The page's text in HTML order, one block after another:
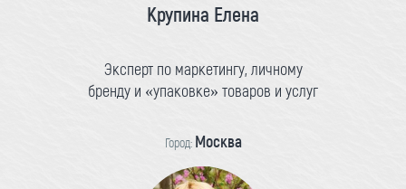
Крупина Елена
Эксперт по маркетингу, личному
бренду и «упаковке» товаров и услуг
Город: Москва